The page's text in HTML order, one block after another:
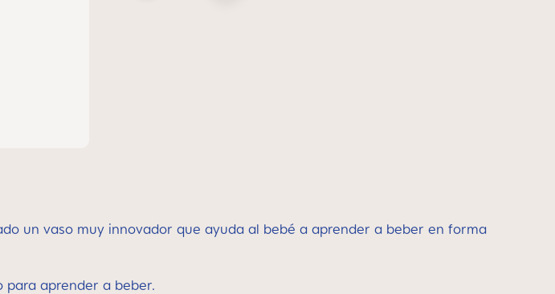
un vaso muy innovador que ayuda al bebé a aprender a beber en forma
para aprender a beber.